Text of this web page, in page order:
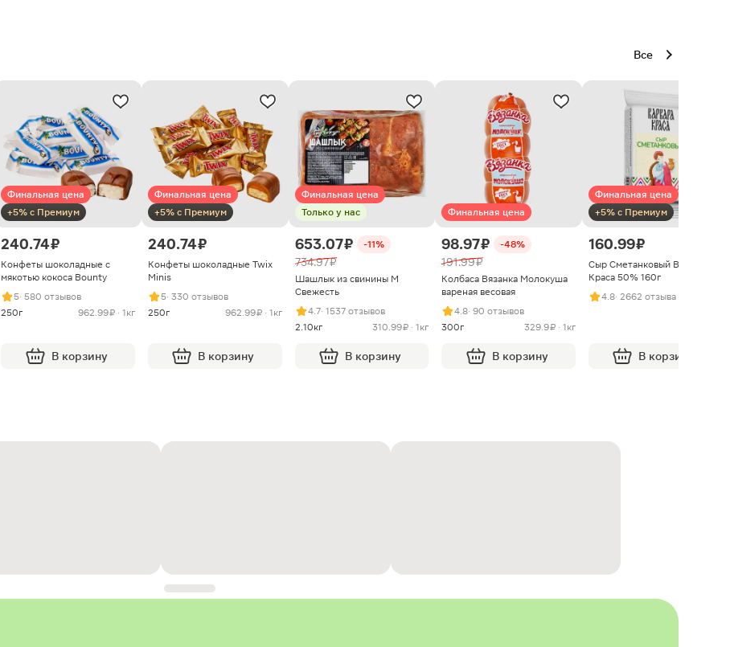
Все
Финальная цена
+5% с Премиум
240.74 ₽
Конфеты шоколадные с
мякотью кокоса Bounty
5· 580 отзывов
250г
962.99 ₽ · 1кг
В корзину
Финальная цена
+5% с Премиум
240.74 ₽
Конфеты шоколадные Twix
Minis
5· 330 отзывов
250г
962.99 ₽ · 1кг
В корзину
Финальная цена
Только у нас
653.07 ₽ -11%
734.97 ₽
Шашлык из свинины М
Свежесть
4.7· 1537 отзывов
2.10кг
310.99 ₽ · 1кг
В корзину
Финальная цена
98.97 ₽ -48%
191.99 ₽
Колбаса Вязанка Молокуша
вареная весовая
4.8· 90 отзывов
300г
329.9 ₽ · 1кг
В корзину
Финальная цена
+5% с Премиум
160.99 ₽
Сыр Сметанковый Варвара
Краса 50% 160г
4.8· 2662 отзыва
В корзину